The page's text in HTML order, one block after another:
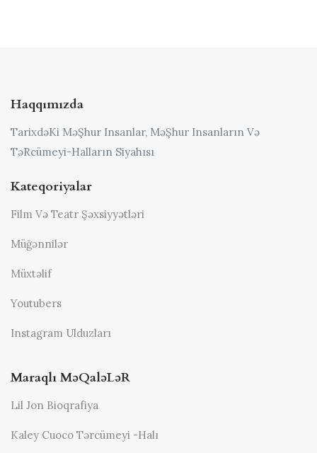
Haqqımızda
TarixdəKi MəŞhur Insanlar, MəŞhur Insanların Və
TəRcümeyi-Halların Siyahısı
Kateqoriyalar
Film Və Teatr Şəxsiyyətləri
Müğənnilər
Müxtəlif
Youtubers
Instagram Ulduzları
Maraqlı MəQaləLəR
Lil Jon Bioqrafiya
Kaley Cuoco Tərcümeyi -halı